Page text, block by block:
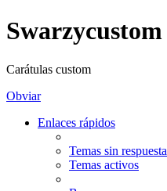
Swarzycustom
Carátulas custom
Obviar
Enlaces rápidos
Temas sin respuesta
Temas activos